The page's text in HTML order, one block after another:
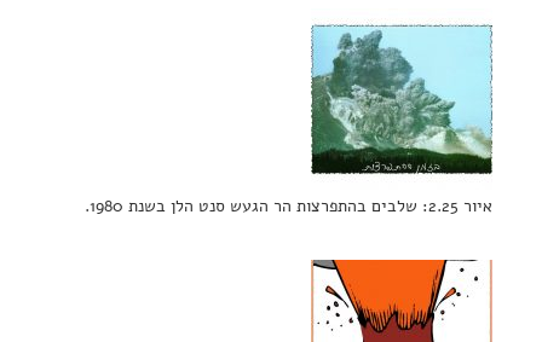
איור 2.25: שלבים בהתפרצות הר הגעש סנט הלן בשנת 1980.